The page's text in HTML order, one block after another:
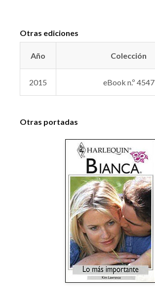
Otras ediciones
Año Colección
2015 eBook n.º 4547
Otras portadas